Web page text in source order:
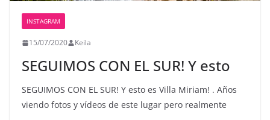
INSTAGRAM
15/07/2020 Keila
SEGUIMOS CON EL SUR! Y esto
SEGUIMOS CON EL SUR! Y esto es Villa Miriam! . Años
viendo fotos y vídeos de este lugar pero realmente